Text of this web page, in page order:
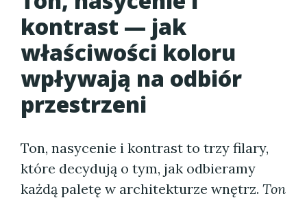
kontrast — jak
właściwości koloru
wpływają na odbiór
przestrzeni
Ton, nasycenie i kontrast to trzy filary,
które decydują o tym, jak odbieramy
każdą paletę w architekturze wnętrz. Ton